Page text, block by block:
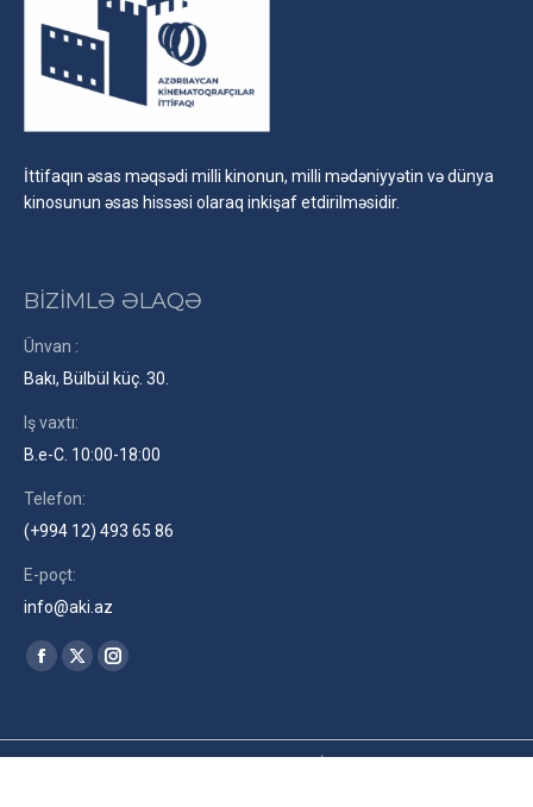
İttifaqın əsas məqsədi milli kinonun, milli mədəniyyətin və dünya
kinosunun əsas hissəsi olaraq inkişaf etdirilməsidir.
BİZİMLƏ ƏLAQƏ
Ünvan :
Bakı, Bülbül küç. 30.
Iş vaxtı:
B.e-C. 10:00-18:00
Telefon:
(+994 12) 493 65 86
E-poçt:
info@aki.az
Find us on:
Facebook
in
X
in
Instagram
in